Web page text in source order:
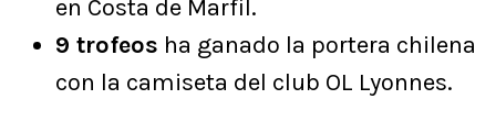
en Costa de Marfil.
9 trofeos ha ganado la portera chilena
con la camiseta del club OL Lyonnes.